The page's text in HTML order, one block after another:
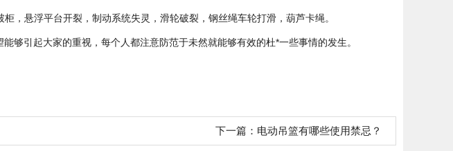
，悬浮平台开裂，制动系统失灵，滑轮破裂，钢丝绳车轮打滑，葫芦卡绳。
够引起大家的重视，每个人都注意防范于未然就能够有效的杜*一些事情的发生。
下一篇： 电动吊篮有哪些使用禁忌？